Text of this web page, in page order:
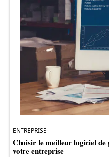
ENTREPRISE
Choisir le meilleur logiciel de
votre entreprise